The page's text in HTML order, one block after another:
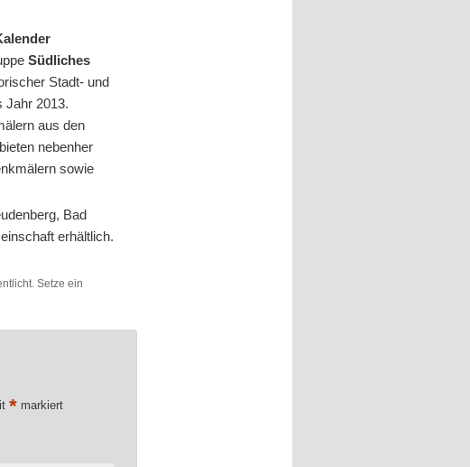
Südliches
Stadt- und
Jahr 2013.
aus den
nebenher
sowie
Bad
erhältlich.
Setze ein
* markiert